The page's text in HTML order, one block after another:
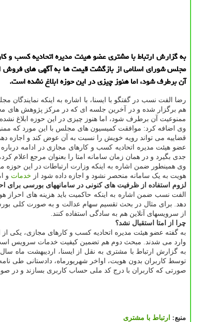
به گزارش ارتباط با مشتری عضو هیئت مدیره اتحادیه کسب و
مجلس شورای اسلامی از بازگشت قیمت ها به آگهی های فروش
آن برطرف شود، اما هنوز چیزی در این حوزه ابلاغ نشده است.
رضا الفت نسب در گفتگو با ایسنا، با اشاره به اینکه
هم برگزار شده و در آخرین جلسه ای که در مرکز پژوهش های
ممنوعیت آن برطرف شود، اما هنوز چیزی در این حوزه ابلاغ
وی اضافه کرد: موافقت کمیسیون های مجلس با این مورد که
قضاییه می تواند رویه خویش را نسبت به آن عوض کند و اجازه
عضو هیئت مدیره اتحادیه کسب و کارهای مجازی در ادامه
جدی بگیرد و در همان زمان سامانه امتا را بعنوان مرجع اعلام
وی همینطور ضمن اشاره به اینکه وزارت ارتباطات در این
هویت به یک سامانه منحصر نشود و اجازه داده شود از خدمات و
لزوم استفاده از ظرفیت های کنونی در سامانههای بورسی برای
الفت نسب ضمن اشاره به اینکه حاکمیت باید هزینه های احراز
دهد. برای مثال در بحث تقسیم سهام عدالت و به صورت کلی
از سرویسهای آنلاین هم به سادگی استفاده کنند.
چرا از امتا استقبال نشد؟
به گفته عضو هیئت مدیره اتحادیه کسب و کارهای مجازی، یکی از
وارد می شدند. مبحث دوم هم تضمین کیفیت خدمات سرویس
به گزارش ارتباط با مشتری به نقل از ایسنا، اردیبهشت ماه
توسط کاربران بدون هویت، اواخر شهریورماه، دادستانی طی
صورتی که کاربران با درج کد ملی حساب کاربری بسازند و در
منبع: ارتباط با مشتری